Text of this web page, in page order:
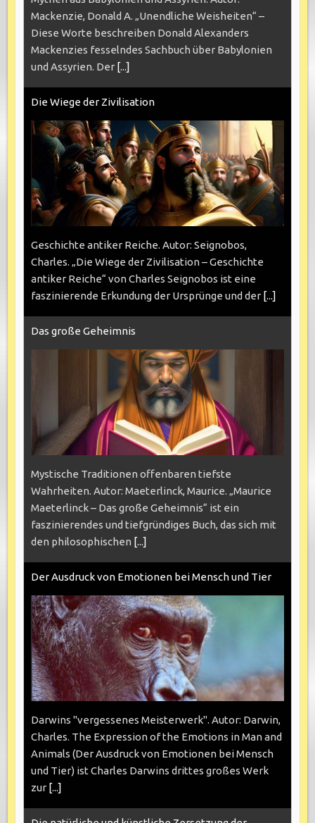
Mackenzie, Donald A. „Unendliche Weisheiten“ –
Diese Worte beschreiben Donald Alexanders
Mackenzies fesselndes Sachbuch über Babylonien
und Assyrien. Der [...]
Die Wiege der Zivilisation
Geschichte antiker Reiche. Autor: Seignobos,
Charles. „Die Wiege der Zivilisation – Geschichte
antiker Reiche“ von Charles Seignobos ist eine
faszinierende Erkundung der Ursprünge und der [...]
Das große Geheimnis
Mystische Traditionen offenbaren tiefste
Wahrheiten. Autor: Maeterlinck, Maurice. „Maurice
Maeterlinck – Das große Geheimnis“ ist ein
faszinierendes und tiefgründiges Buch, das sich mit
den philosophischen [...]
Der Ausdruck von Emotionen bei Mensch und Tier
Darwins "vergessenes Meisterwerk". Autor: Darwin,
Charles. The Expression of the Emotions in Man and
Animals (Der Ausdruck von Emotionen bei Mensch
und Tier) ist Charles Darwins drittes großes Werk
zur [...]